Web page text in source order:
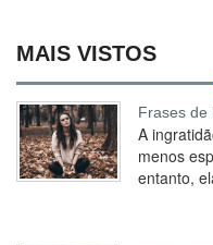
MAIS VISTOS
Frases de
A
menos
entanto,